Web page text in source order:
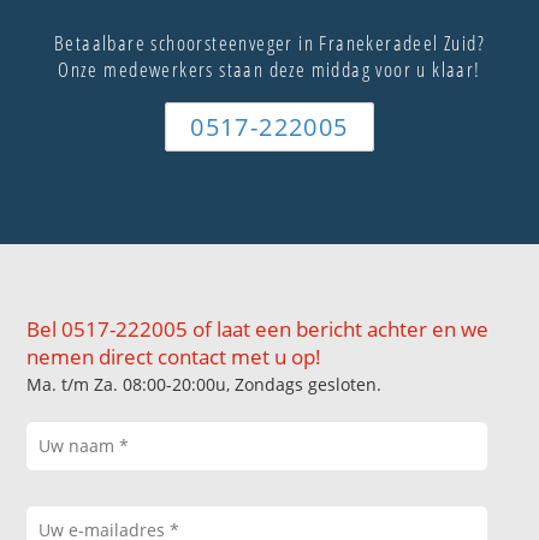
Betaalbare schoorsteenveger in Franekeradeel Zuid?
Onze medewerkers staan deze middag voor u klaar!
0517-222005
Bel 0517-222005 of laat een bericht achter en we
nemen direct contact met u op!
Ma. t/m Za. 08:00-20:00u, Zondags gesloten.